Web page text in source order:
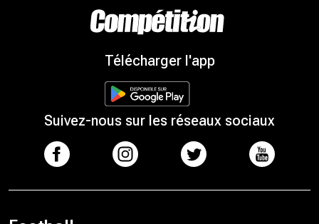
Télécharger l'app
Suivez-nous sur les réseaux sociaux